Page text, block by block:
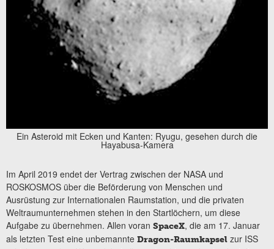
Ein Asteroid mit Ecken und Kanten: Ryugu, gesehen durch die
Hayabusa-Kamera
Im April 2019 endet der Vertrag zwischen der NASA und
ROSKOSMOS über die Beförderung von Menschen und
Ausrüstung zur Internationalen Raumstation, und die privaten
Weltraumunternehmen stehen in den Startlöchern, um diese
Aufgabe zu übernehmen. Allen voran SpaceX, die am 17. Januar
als letzten Test eine unbemannte Dragon-Raumkapsel zur ISS